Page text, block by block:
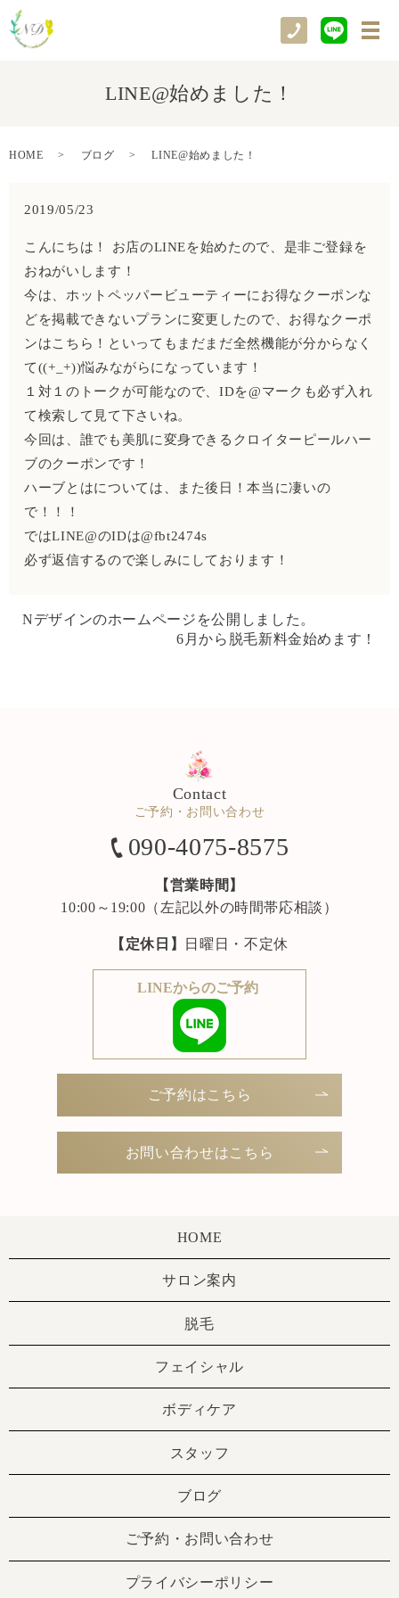
メ
LINE@始めました！
HOME ブログ LINE@始めました！
2019/05/23
こんにちは！ お店のLINEを始めたので、是非ご登録を
おねがいします！
今は、ホットペッパービューティーにお得なクーポンな
どを掲載できないプランに変更したので、お得なクーポ
ンはこちら！といってもまだまだ全然機能が分からなく
て((+_+))悩みながらになっています！
１対１のトークが可能なので、IDを@マークも必ず入れ
て検索して見て下さいね。
今回は、誰でも美肌に変身できるクロイターピールハー
ブのクーポンです！
ハーブとはについては、また後日！本当に凄いの
で！！！
ではLINE@のIDは@fbt2474s
必ず返信するので楽しみにしております！
Nデザインのホームページを公開しました。
6月から脱毛新料金始めます！
Contact
ご予約・お問い合わせ
090-4075-8575
【営業時間】
10:00～19:00（左記以外の時間帯応相談）
【定休日】 日曜日・不定休
LINEからのご予約
ご予約はこちら
お問い合わせはこちら
HOME
サロン案内
脱毛
フェイシャル
ボディケア
スタッフ
ブログ
ご予約・お問い合わせ
プライバシーポリシー